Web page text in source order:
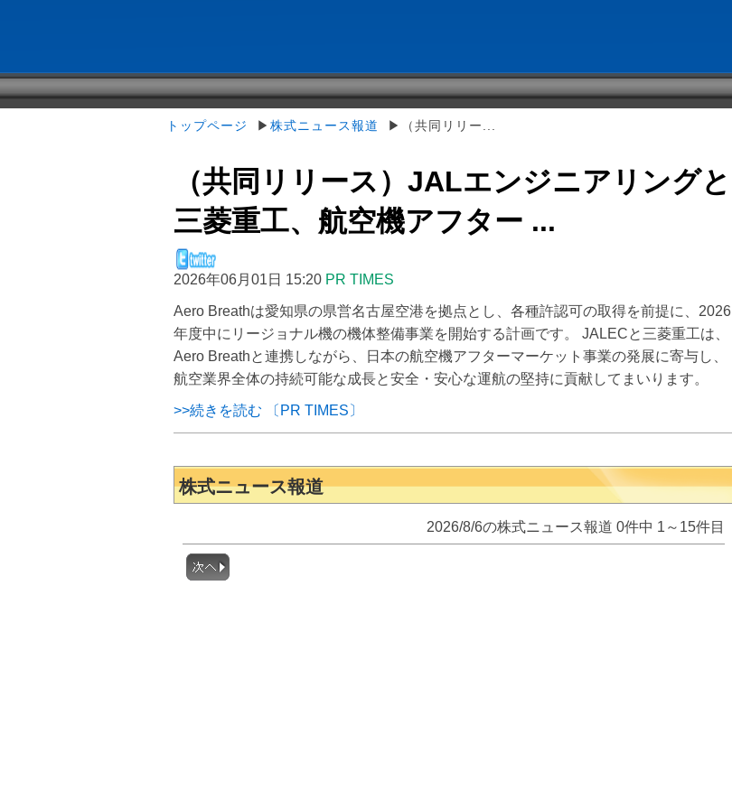
トップページ ▶ 株式ニュース報道 ▶（共同リリー...
（共同リリース）JALエンジニアリングと
三菱重工、航空機アフター ...
2026年06月01日 15:20 PR TIMES
Aero Breathは愛知県の県営名古屋空港を拠点とし、各種許認可の取得を前提に、2026
年度中にリージョナル機の機体整備事業を開始する計画です。 JALECと三菱重工は、
Aero Breathと連携しながら、日本の航空機アフターマーケット事業の発展に寄与し、
航空業界全体の持続可能な成長と安全・安心な運航の堅持に貢献してまいります。
>>続きを読む 〔PR TIMES〕
株式ニュース報道
2026/8/6の株式ニュース報道 0件中 1～15件目